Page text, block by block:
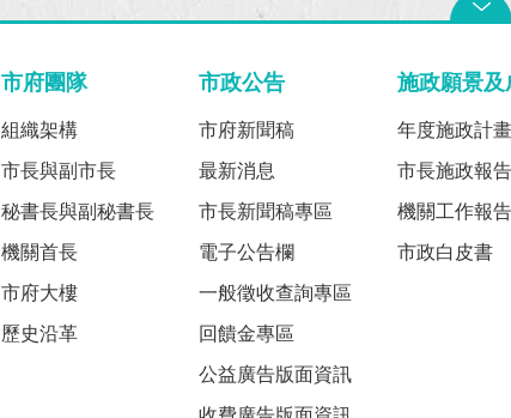
市府團隊
組織架構
市長與副市長
秘書長與副秘書長
機關首長
市府大樓
歷史沿革
市政公告
市府新聞稿
最新消息
市長新聞稿專區
電子公告欄
一般徵收查詢專區
回饋金專區
公益廣告版面資訊
施政願景及
年度施政計畫
市長施政報告
機關工作報告
市政白皮書